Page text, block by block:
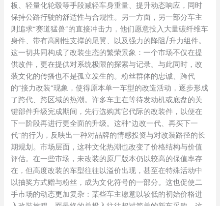
板、轻量化轮毂等手段减轻车身重量、提升动态响应，同时
保持公路行驶的舒适性与合规性。另一方面，另一部分车主
则追求“赛道猛兽”的直接冲击力，他们愿意投入大量碳纤维车
身件、带有高刚性支撑的尾翼、以及强力的降阻/升力组件。
这一切共同构成了改装生态的繁荣景象：一个市场不仅在提
供改件，更在提供对系统极限的探索与记录。与此同时，改
装文化的传播也不是孤立发生的。粉丝群体的忠诚、跨代
的“接力改装”现象，使得原本单一车型的改造活动，逐步形成
了跨代、跨区域的热潮。许多车主在等待发动机或底盘的关
键部件升级完成期间，先行选购其它代际的改装件，以便在
下一阶段再进行更全面的升级。这种“边改一代、再买下一
代”的行为，反映出一种对品牌的情感投资与对改装路径的长
期规划。市场层面，这种文化热潮也改变了价格结构与价值
评估。在一些市场，未改装的原厂版本仍以较高的保值率存
在，但高度改装的车型往往以溢价出现，甚至在特殊活动中
以抽奖方式赠与粉丝，成为文化符号的一部分。这也促使二
手市场的动态更加复杂：某些车主愿意以较低的初始价格进